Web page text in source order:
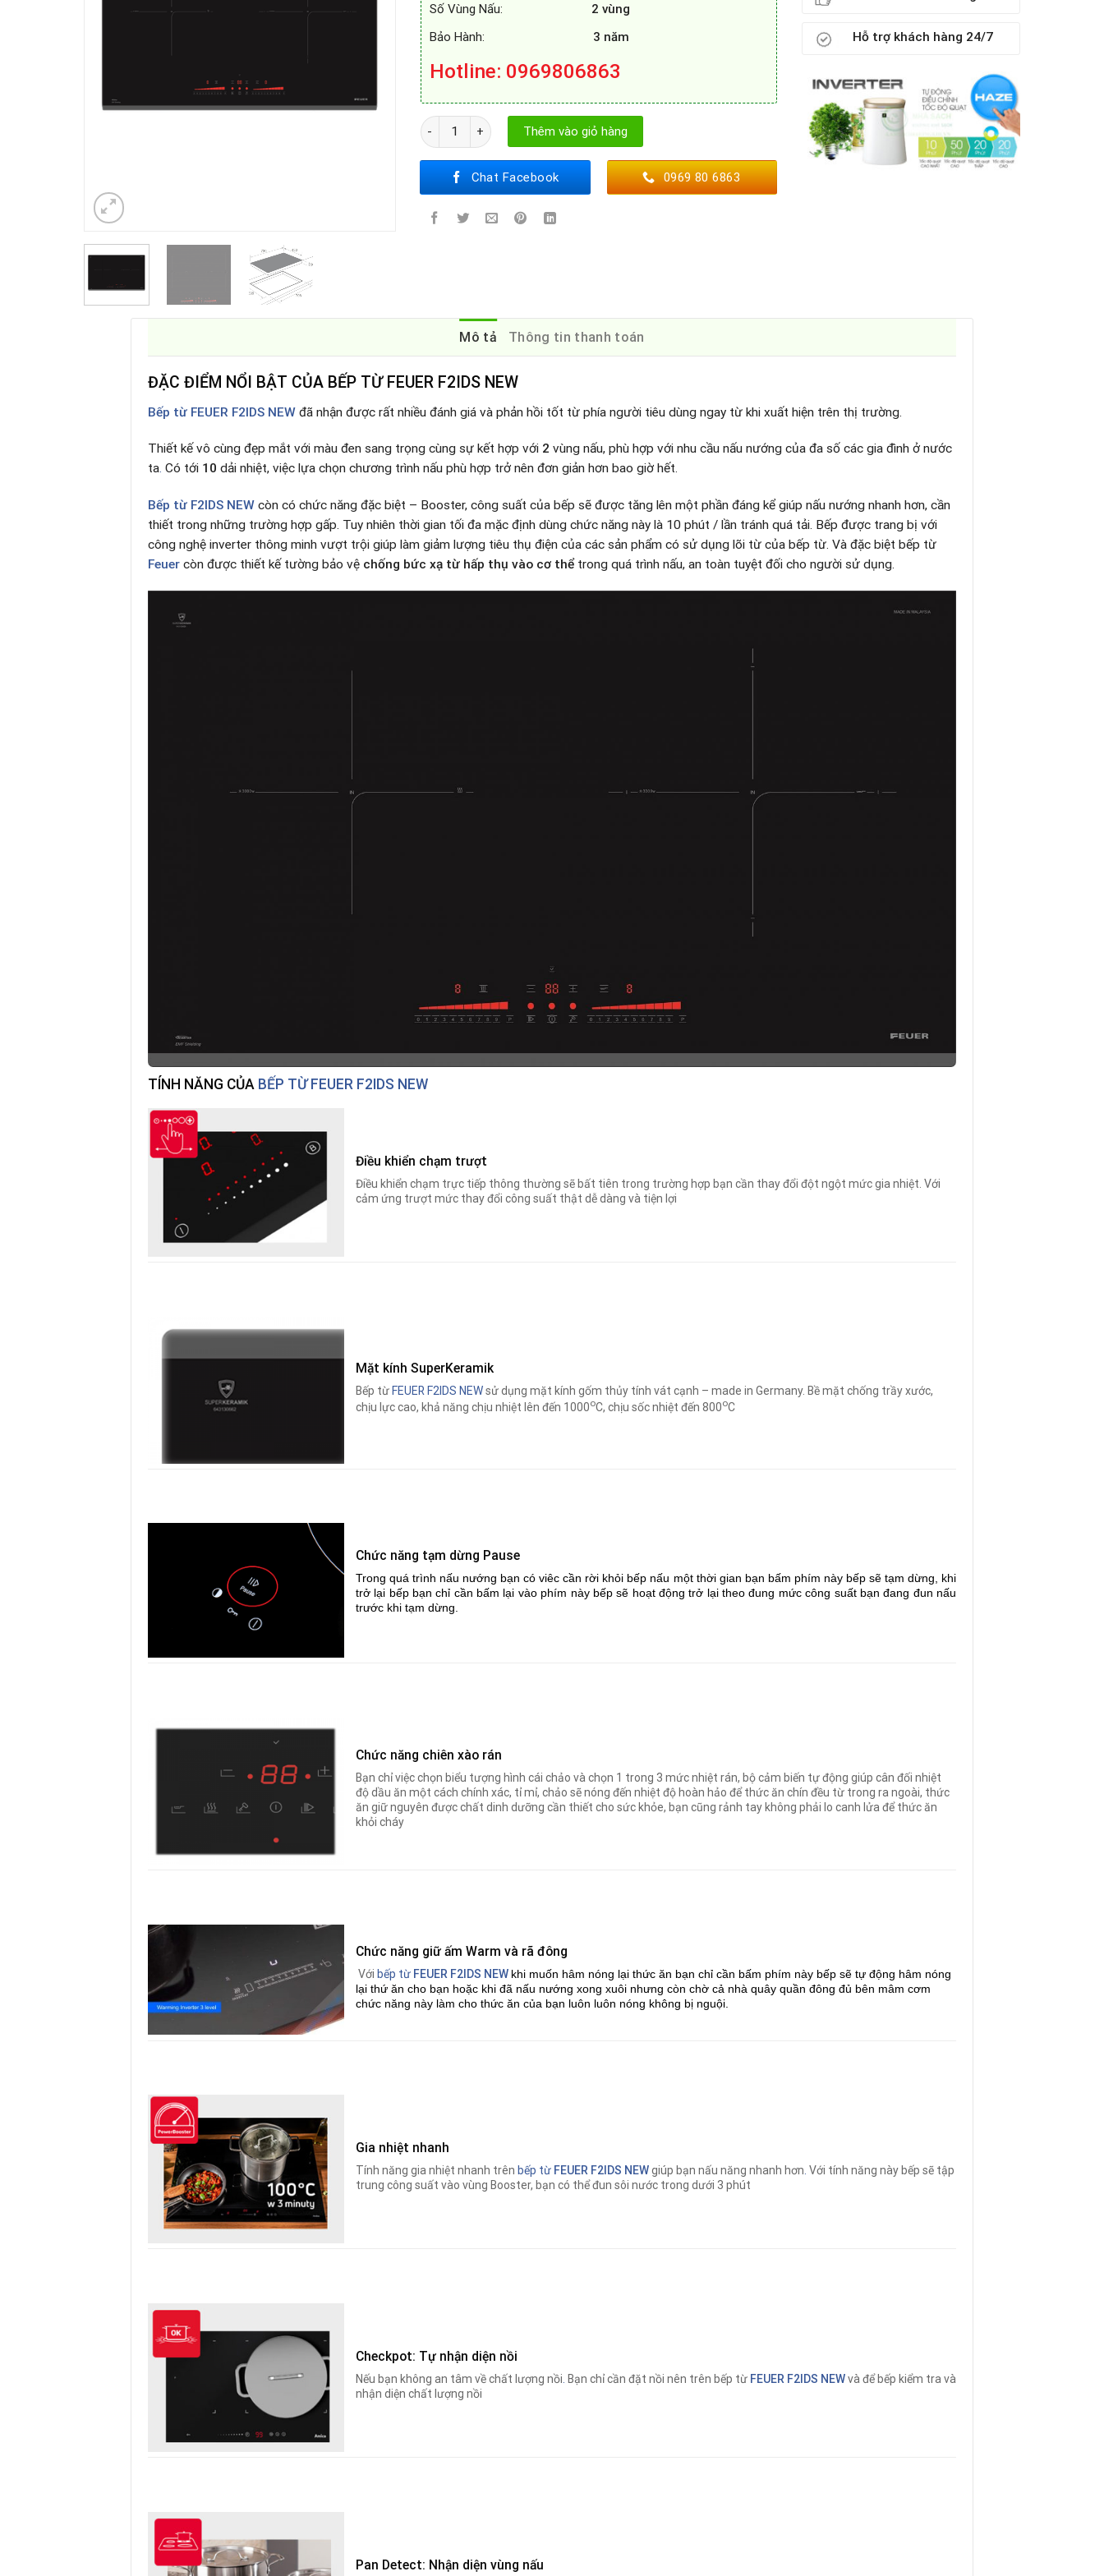
Số Vùng Nấu: 2 vùng
Bảo Hành: 3 năm
Hotline: 0969806863
BẾP TỪ FEUER F2IDS NEW số lượng
Thêm vào giỏ hàng
Chat Facebook 0969 80 6863
Hỗ trợ khách hàng 24/7
Mô tả Thông tin thanh toán
ĐẶC ĐIỂM NỔI BẬT CỦA BẾP TỪ FEUER F2IDS NEW
Bếp từ FEUER F2IDS NEW đã nhận được rất nhiều đánh giá và phản hồi tốt từ phía người tiêu dùng ngay từ khi xuất hiện trên thị trường.
Thiết kế vô cùng đẹp mắt với màu đen sang trọng cùng sự kết hợp với 2 vùng nấu, phù hợp với nhu cầu nấu nướng của đa số các gia đình ở nước
ta. Có tới 10 dải nhiệt, việc lựa chọn chương trình nấu phù hợp trở nên đơn giản hơn bao giờ hết.
Bếp từ F2IDS NEW còn có chức năng đặc biệt – Booster, công suất của bếp sẽ được tăng lên một phần đáng kể giúp nấu nướng nhanh hơn, cần
thiết trong những trường hợp gấp. Tuy nhiên thời gian tối đa mặc định dùng chức năng này là 10 phút / lần tránh quá tải. Bếp được trang bị với
công nghệ inverter thông minh vượt trội giúp làm giảm lượng tiêu thụ điện của các sản phẩm có sử dụng lõi từ của bếp từ. Và đặc biệt bếp từ
Feuer còn được thiết kế tường bảo vệ chống bức xạ từ hấp thụ vào cơ thểtrong quá trình nấu, an toàn tuyệt đối cho người sử dụng.
TÍNH NĂNG CỦA BẾP TỪ FEUER F2IDS NEW
Điều khiển chạm trượt
Điều khiển chạm trực tiếp thông thường sẽ bất tiên trong trường hợp bạn cần thay đổi đột ngột mức gia nhiệt. Với
cảm ứng trượt mức thay đổi công suất thật dễ dàng và tiện lợi
Mặt kính SuperKeramik
Bếp từFEUER F2IDS NEWsử dụng mặt kính gốm thủy tính vát cạnh – made in Germany. Bề mặt chống trầy xước,
chịu lực cao, khả năng chịu nhiệt lên đến 1000oC, chịu sốc nhiệt đến 800oC
Chức năng tạm dừng Pause
Trong quá trình nấu nướng bạn có viêc cần rời khỏi bếp nấu một thời gian bạn bấm phím này bếp sẽ tạm dừng, khi
trở lại bếp bạn chỉ cần bấm lại vào phím này bếp sẽ hoạt động trở lại theo đung mức công suất bạn đang đun nấu
trước khi tạm dừng.
Chức năng chiên xào rán
Bạn chỉ việc chọn biểu tượng hình cái chảo và chọn 1 trong 3 mức nhiệt rán, bộ cảm biến tự động giúp cân đối nhiệt
độ dầu ăn một cách chính xác, tỉ mỉ, chảo sẽ nóng đến nhiệt độ hoàn hảo để thức ăn chín đều từ trong ra ngoài, thức
ăn giữ nguyên được chất dinh dưỡng cần thiết cho sức khỏe, bạn cũng rảnh tay không phải lo canh lửa để thức ăn
khỏi cháy
Chức năng giữ ấm Warm và rã đông
Với bếp từ FEUER F2IDS NEW khi muốn hâm nóng lại thức ăn bạn chỉ cần bấm phím này bếp sẽ tự động hâm nóng
lại thứ ăn cho bạn hoặc khi đã nấu nướng xong xuôi nhưng còn chờ cả nhà quây quần đông đủ bên mâm cơm
chức năng này làm cho thức ăn của bạn luôn luôn nóng không bị nguội.
Gia nhiệt nhanh
Tính năng gia nhiệt nhanh trên bếp từ FEUER F2IDS NEWgiúp bạn nấu năng nhanh hơn. Với tính năng này bếp sẽ tập
trung công suất vào vùng Booster, bạn có thể đun sôi nước trong dưới 3 phút
Checkpot: Tự nhận diện nồi
Nếu bạn không an tâm về chất lượng nồi Bạn chỉ cần đặt nồi nên trên bếp từ FEUER F2IDS NEWvà để bếp kiểm tra và
nhận diện chất lượng nồi
Pan Detect: Nhận diện vùng nấu